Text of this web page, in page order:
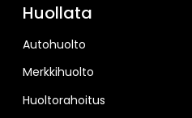
Huollata
Autohuolto
Merkkihuolto
Huoltorahoitus